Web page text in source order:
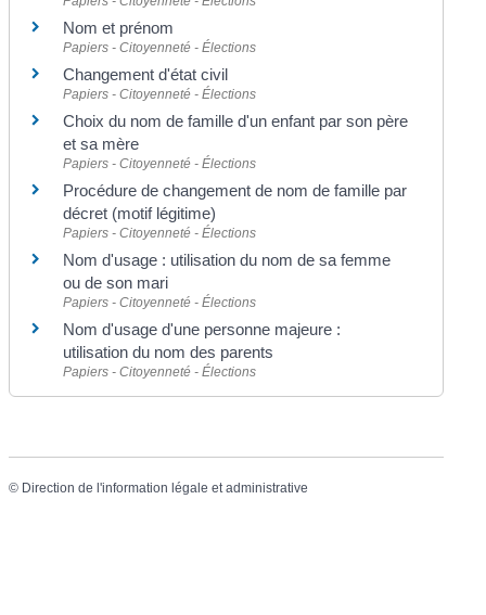
Nom et prénom
Papiers - Citoyenneté - Élections
Changement d'état civil
Papiers - Citoyenneté - Élections
Choix du nom de famille d'un enfant par son père
et sa mère
Papiers - Citoyenneté - Élections
Procédure de changement de nom de famille par
décret (motif légitime)
Papiers - Citoyenneté - Élections
Nom d'usage : utilisation du nom de sa femme
ou de son mari
Papiers - Citoyenneté - Élections
Nom d'usage d'une personne majeure :
utilisation du nom des parents
Papiers - Citoyenneté - Élections
© Direction de l'information légale et administrative